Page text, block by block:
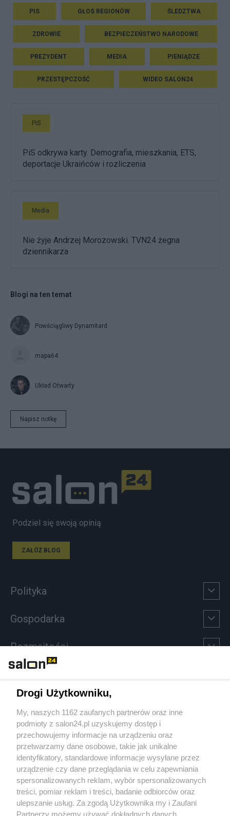
PIS GŁOS REGIONÓW ŚLEDZTWA
ZDROWIE BEZPIECZEŃSTWO NARODOWE
PREZYDENT MEDIA PIENIĄDZE
PRZESTĘPCZOŚĆ WIDEO SALON24
PiS
PiS odkrywa karty. Demografia, mieszkania, ETS,
deportacje Ukraińców i rozliczenia
Media
Nie żyje Andrzej Morozowski. TVN24 żegna
dziennikarza
Blogi na ten temat
Powściągliwy Dynamitard
mapa64
Układ Otwarty
Napisz notkę
Podziel się swoją opinią
ZAŁÓŻ BLOG
Polityka
Gospodarka
Rozmaitości
Sport
Społeczeństwo
Kultura
X Facebook Instagram Youtube
Drogi Użytkowniku,
My, naszych 1162 zaufanych partnerów oraz inne
podmioty z salon24.pl uzyskujemy dostęp i
przechowujemy informacje na urządzeniu oraz
przetwarzamy dane osobowe, takie jak unikalne
identyfikatory, standardowe informacje wysyłane przez
urządzenie czy dane przeglądania w celu zapewniania
spersonalizowanych reklam, wybór spersonalizowanych
treści, pomiar reklam i treści, badanie odbiorców oraz
ulepszanie usług. Za zgodą Użytkownika my i Zaufani
Partnerzy możemy używać dokładnych danych